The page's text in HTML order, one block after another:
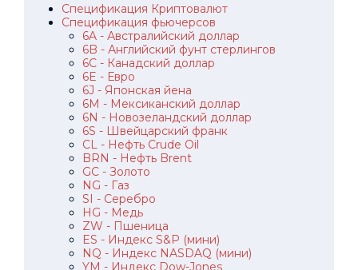
Спецификация Криптовалют
Спецификация фьючерсов
6A - Австралийский доллар
6B - Английский фунт стерлингов
6C - Канадский доллар
6E - Евро
6J - Японская йена
6M - Мексиканский доллар
6N - Новозеландский доллар
6S - Швейцарский франк
CL - Нефть Crude Oil
BRN - Нефть Brent
GC - Золото
NG - Газ
SI - Серебро
HG - Медь
ZW - Пшеница
ES - Индекс S&P (мини)
NQ - Индекс NASDAQ (мини)
YM - Индекс Dow-Jones